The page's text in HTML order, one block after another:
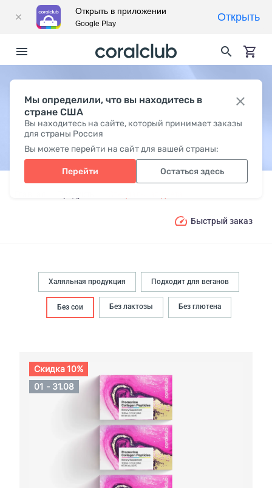
Мы определили, что вы находитесь в
стране США
Вы находитесь на сайте, который принимает заказы
для страны Россия
Вы можете перейти на сайт для вашей страны:
Перейти Остаться здесь
БЕЗ СОИ
Быстрый заказ
Халяльная продукция Подходит для веганов
Без сои Без лактозы Без глютена
Скидка 10%
01 - 31.08
Открыть в приложении
Google Play
Открыть